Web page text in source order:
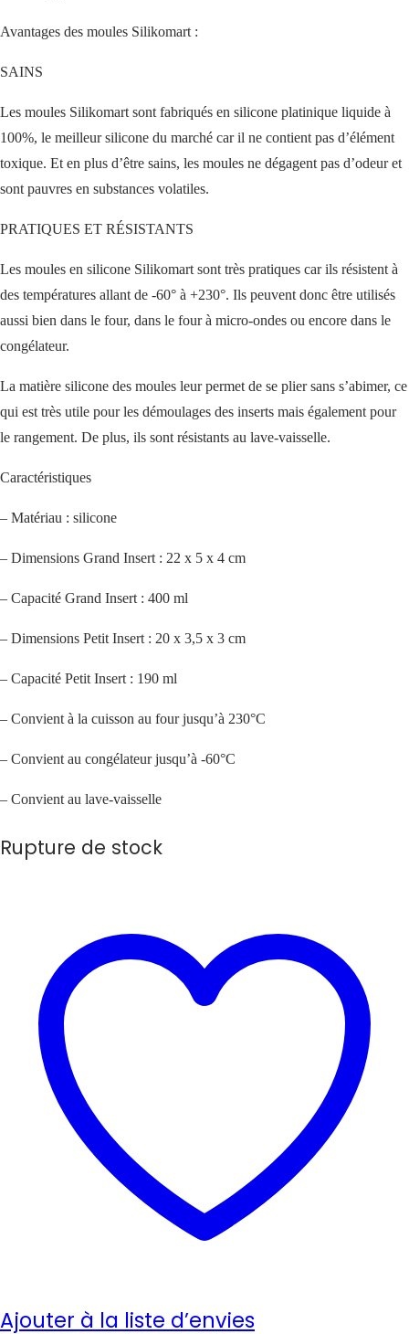
Avantages des moules Silikomart :
SAINS
Les moules Silikomart sont fabriqués en silicone platinique liquide à
100%, le meilleur silicone du marché car il ne contient pas d’élément
toxique. Et en plus d’être sains, les moules ne dégagent pas d’odeur et
sont pauvres en substances volatiles.
PRATIQUES ET RÉSISTANTS
Les moules en silicone Silikomart sont très pratiques car ils résistent à
des températures allant de -60° à +230°. Ils peuvent donc être utilisés
aussi bien dans le four, dans le four à micro-ondes ou encore dans le
congélateur.
La matière silicone des moules leur permet de se plier sans s’abimer, ce
qui est très utile pour les démoulages des inserts mais également pour
le rangement. De plus, ils sont résistants au lave-vaisselle.
Caractéristiques
– Matériau : silicone
– Dimensions Grand Insert : 22 x 5 x 4 cm
– Capacité Grand Insert : 400 ml
– Dimensions Petit Insert : 20 x 3,5 x 3 cm
– Capacité Petit Insert : 190 ml
– Convient à la cuisson au four jusqu’à 230°C
– Convient au congélateur jusqu’à -60°C
– Convient au lave-vaisselle
Rupture de stock
Ajouter à la liste d’envies